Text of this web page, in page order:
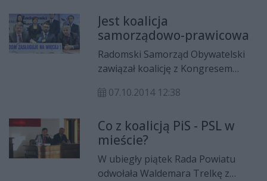
ma być programowa". Tymczasem
Prawo i Sprawiedliwość nadal czeka
na zaproszenie do współrządzenia
miastem.
stałej koalicji choć jednego radnego
z innej opcji? A o jakiej konfiguracji
w radzie myśli Platforma
Obywatelska? Członkowie partii
unikają odpowiedzi na takie
pytania.
Jest koalicja
samorządowo-prawicowa
Radomski Samorząd Obywatelski
zawiązał koalicję z Kongresem
Rady Miejskiej Radomia znalazło się
prezydentury jest wspólny – to
Robert Dębicki.
07.10.2014 12:38
Co z koalicją PiS - PSL w
mieście?
W ubiegły piątek Rada Powiatu
odwołała Waldemara Trelkę z